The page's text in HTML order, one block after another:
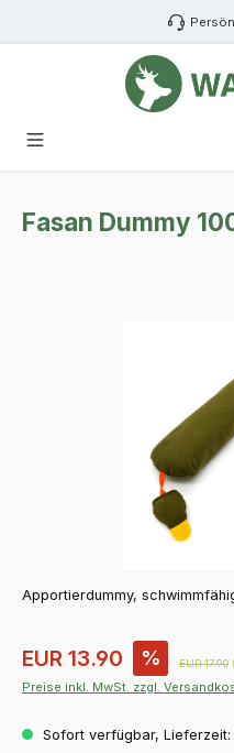
Zum Hauptinhalt springen
Fasan Dummy
Apportierdummy,
Verkaufspreis:
EUR 13.90 % Regulärer
EUR 17.90
Preise inkl. MwSt. zzgl.
Sofort verfügbar, Lieferzeit: